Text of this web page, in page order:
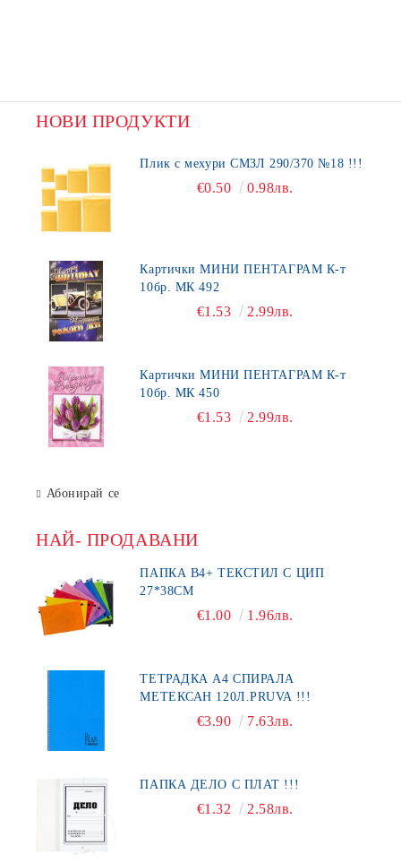
НОВИ ПРОДУКТИ
Плик с мехури СМЗЛ 290/370 №18 !!!
€0.50 0.98лв.
Картички МИНИ ПЕНТАГРАМ К-т
10бр. МК 492
€1.53 2.99лв.
Картички МИНИ ПЕНТАГРАМ К-т
10бр. МК 450
€1.53 2.99лв.
Абонирай се
НАЙ- ПРОДАВАНИ
ПАПКА В4+ ТЕКСТИЛ С ЦИП
27*38СМ
€1.00 1.96лв.
ТЕТРАДКА А4 СПИРАЛА
МЕТЕКСАН 120Л.PRUVA !!!
€3.90 7.63лв.
ПАПКА ДЕЛО С ПЛАТ !!!
€1.32 2.58лв.